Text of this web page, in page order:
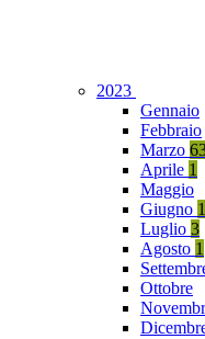
2023
Gennaio
Febbraio
Marzo
Aprile 1
Maggio
Giugno 1
Luglio 3
Agosto 1
Ottobre